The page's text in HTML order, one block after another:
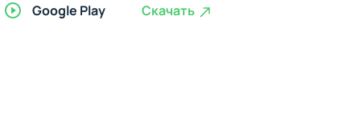
Google Play
Скачать